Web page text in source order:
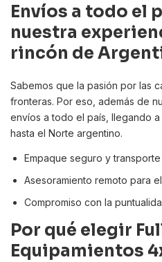
Envíos a todo el
nuestra
rincón de
Sabemos que la pasión por las
fronteras. Por eso, además de
envíos a todo el país, llegando
hasta el Norte argentino.
Empaque seguro y
Asesoramiento remoto para
Compromiso con la
Por qué elegir
Equipamientos